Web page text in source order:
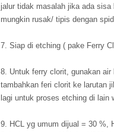
jalur tidak masalah jika ada
mungkin rusak/ tipis dengan
7. Siap di etching ( pake Ferry
8. Untuk ferry clorit, gunakan air
tambahkan feri clorit ke larutan
lagi untuk proses etching di
9. HCL yg umum dijual = 30 %,